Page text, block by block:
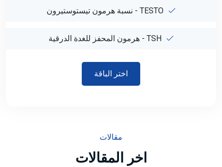
TESTO - نسبة هرمون تيستوستيرون
TSH - هرمون المحفز للغدة الدرقية
اختر الباقة
مقاﻻت
اخر المقالات